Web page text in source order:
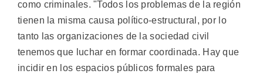
como criminales. "Todos los problemas de la región
tienen la misma causa político-estructural, por lo
tanto las organizaciones de la sociedad civil
tenemos que luchar en formar coordinada. Hay que
incidir en los espacios públicos formales para